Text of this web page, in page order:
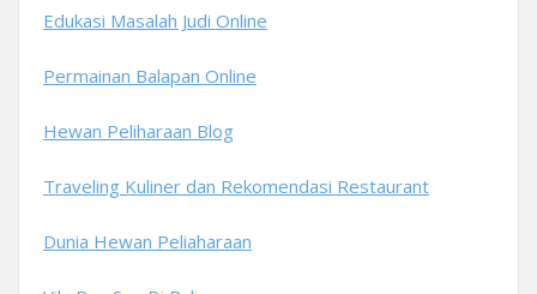
Edukasi Masalah Judi Online
Permainan Balapan Online
Hewan Peliharaan Blog
Traveling Kuliner dan Rekomendasi Restaurant
Dunia Hewan Peliaharaan